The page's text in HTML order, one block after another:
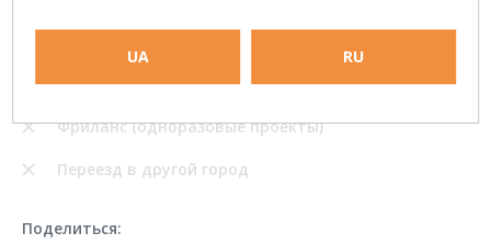
Удаленная работа (полный рабочий день)
Фриланс (одноразовые проекты)
Переезд в другой город
Поделиться:
UA RU